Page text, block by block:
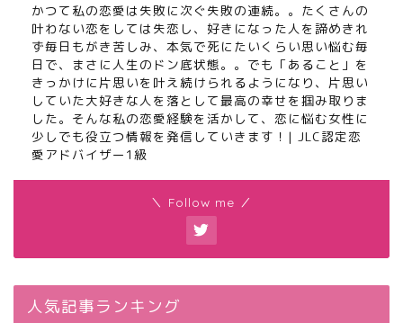
かつて私の恋愛は失敗に次ぐ失敗の連続。。たくさんの
叶わない恋をしては失恋し、好きになった人を諦めきれ
ず毎日もがき苦しみ、本気で死にたいくらい思い悩む毎
日で、まさに人生のドン底状態。。でも「あること」を
きっかけに片思いを叶え続けられるようになり、片思い
していた大好きな人を落として最高の幸せを掴み取りま
した。そんな私の恋愛経験を活かして、恋に悩む女性に
少しでも役立つ情報を発信していきます！| JLC認定恋
愛アドバイザー1級
＼ Follow me ／
人気記事ランキング